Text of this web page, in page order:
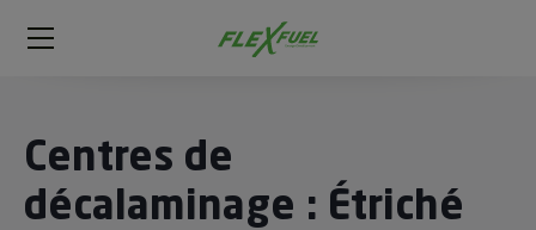
FlexFuel
Méga
Centres de
décalaminage : Étriché